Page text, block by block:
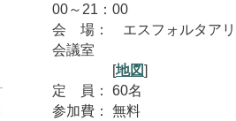
00～21：00
会 場： エスフォルタアリ
会議室
[地図]
定 員： 60名
参加費： 無料